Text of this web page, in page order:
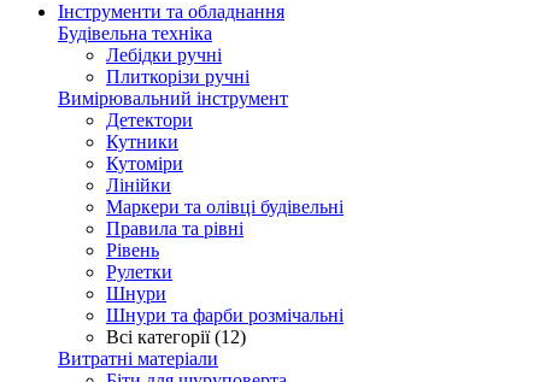
Інструменти та обладнання
Будівельна техніка
Лебідки ручні
Плиткорізи ручні
Вимірювальний інструмент
Детектори
Кутники
Кутоміри
Лінійки
Маркери та олівці будівельні
Правила та рівні
Рівень
Рулетки
Шнури
Шнури та фарби розмічальні
Всі категорії (12)
Витратні матеріали